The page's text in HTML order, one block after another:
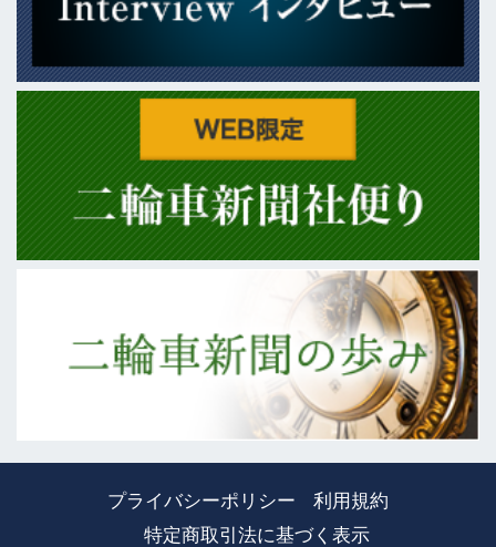
プライバシーポリシー
利用規約
特定商取引法に基づく表示